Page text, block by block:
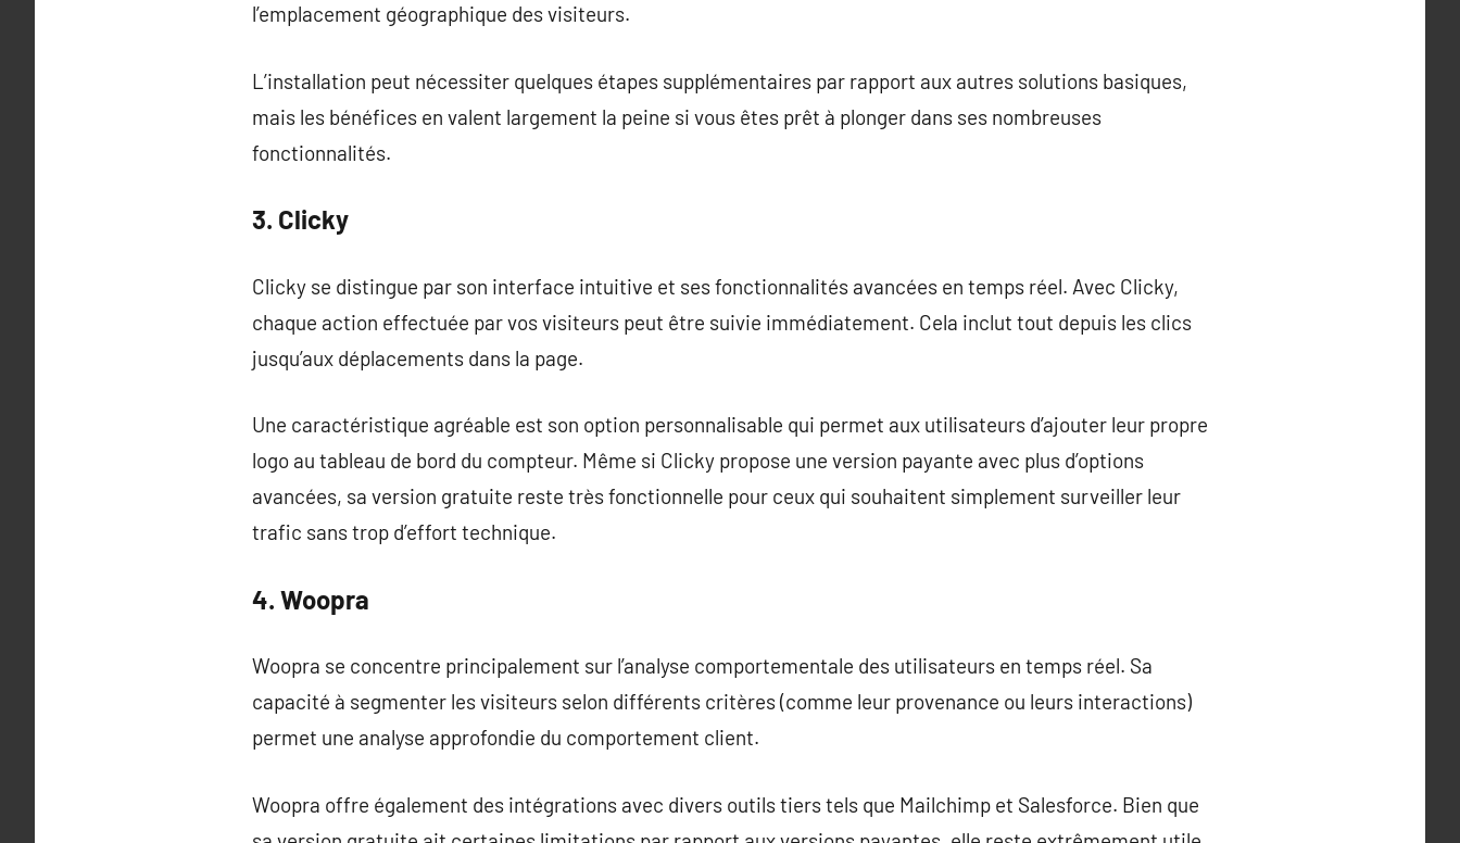
l’emplacement géographique des visiteurs.
L’installation peut nécessiter quelques étapes supplémentaires par rapport aux autres solutions basiques,
mais les bénéfices en valent largement la peine si vous êtes prêt à plonger dans ses nombreuses
fonctionnalités.
3. Clicky
Clicky se distingue par son interface intuitive et ses fonctionnalités avancées en temps réel. Avec Clicky,
chaque action effectuée par vos visiteurs peut être suivie immédiatement. Cela inclut tout depuis les clics
jusqu’aux déplacements dans la page.
Une caractéristique agréable est son option personnalisable qui permet aux utilisateurs d’ajouter leur propre
logo au tableau de bord du compteur. Même si Clicky propose une version payante avec plus d’options
avancées, sa version gratuite reste très fonctionnelle pour ceux qui souhaitent simplement surveiller leur
trafic sans trop d’effort technique.
4. Woopra
Woopra se concentre principalement sur l’analyse comportementale des utilisateurs en temps réel. Sa
capacité à segmenter les visiteurs selon différents critères (comme leur provenance ou leurs interactions)
permet une analyse approfondie du comportement client.
Woopra offre également des intégrations avec divers outils tiers tels que Mailchimp et Salesforce. Bien que